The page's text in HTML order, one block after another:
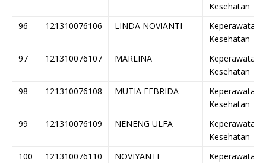
Kesehatan
96
121310076106 LINDA NOVIANTI
Keperawatan
Kesehatan
97
121310076107 MARLINA
Keperawatan
Kesehatan
98
121310076108 MUTIA FEBRIDA
Keperawatan
Kesehatan
99
121310076109 NENENG ULFA
Keperawatan
Kesehatan
100
121310076110
NOVIYANTI
Keperawatan